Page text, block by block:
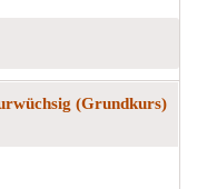
(Grundkurs)